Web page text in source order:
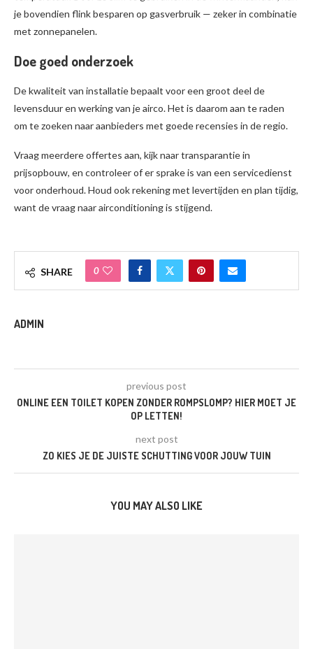
je bovendien flink besparen op gasverbruik — zeker in combinatie
met zonnepanelen.
Doe goed onderzoek
De kwaliteit van installatie bepaalt voor een groot deel de
levensduur en werking van je airco. Het is daarom aan te raden
om te zoeken naar aanbieders met goede recensies in de regio.
Vraag meerdere offertes aan, kijk naar transparantie in
prijsopbouw, en controleer of er sprake is van een servicedienst
voor onderhoud. Houd ook rekening met levertijden en plan tijdig,
want de vraag naar airconditioning is stijgend.
SHARE 0
ADMIN
previous post
ONLINE EEN TOILET KOPEN ZONDER ROMPSLOMP? HIER MOET JE
OP LETTEN!
next post
ZO KIES JE DE JUISTE SCHUTTING VOOR JOUW TUIN
YOU MAY ALSO LIKE